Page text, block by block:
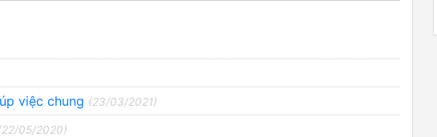
việc chung (23/03/2021)
05/2020)